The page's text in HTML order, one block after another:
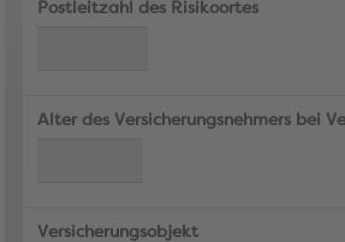
Postleitzahl des Risikoortes
Alter des Versicherungsnehmers bei
Versicherungsobjekt